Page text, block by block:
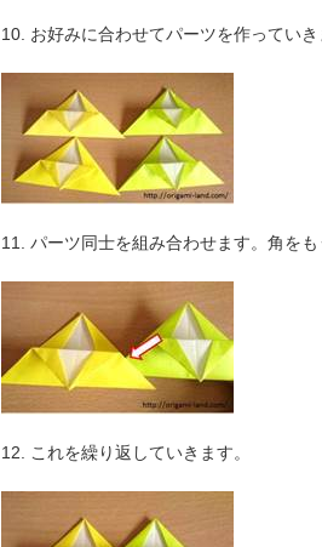
10. お好みに合わせてパーツを作っていき
11. パーツ同士を組み合わせます。角を
12. これを繰り返していきます。